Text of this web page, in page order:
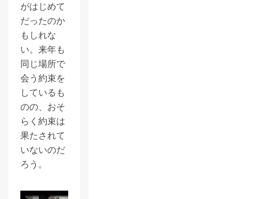
がはじめて
だったのか
もしれな
い。来年も
同じ場所で
会う約束を
しているも
のの、おそ
らく約束は
果たされて
いないのだ
ろう。